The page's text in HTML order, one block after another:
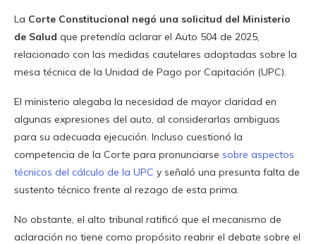
La Corte Constitucional negó una solicitud del Ministerio
de Salud que pretendía aclarar el Auto 504 de 2025,
relacionado con las medidas cautelares adoptadas sobre la
mesa técnica de la Unidad de Pago por Capitación (UPC).
El ministerio alegaba la necesidad de mayor claridad en
algunas expresiones del auto, al considerarlas ambiguas
para su adecuada ejecución. Incluso cuestionó la
competencia de la Corte para pronunciarse sobre aspectos
técnicos del cálculo de la UPC y señaló una presunta falta de
sustento técnico frente al rezago de esta prima.
No obstante, el alto tribunal ratificó que el mecanismo de
aclaración no tiene como propósito reabrir el debate sobre el